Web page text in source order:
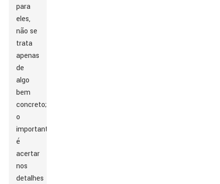
para
eles,
não se
trata
apenas
de
algo
bem
concreto;
o
importante
é
acertar
nos
detalhes